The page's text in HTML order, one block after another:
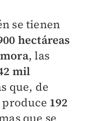
se tienen
hectáreas
, las
mil
que, de
produce 192